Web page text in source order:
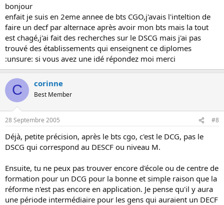
bonjour
enfait je suis en 2eme annee de bts CGO,j'avais l'inteltion de
faire un decf par alternace après avoir mon bts mais la tout
est chagé,j'ai fait des recherches sur le DSCG mais j'ai pas
trouvé des établissements qui enseignent ce diplomes
:unsure: si vous avez une idé répondez moi merci
C corinne
Best Member
28 Septembre 2005 #8
Déjà, petite précision, après le bts cgo, c'est le DCG, pas le
DSCG qui correspond au DESCF ou niveau M.
Ensuite, tu ne peux pas trouver encore d'école ou de centre de
formation pour un DCG pour la bonne et simple raison que la
réforme n'est pas encore en application. Je pense qu'il y aura
une période intermédiaire pour les gens qui auraient un DECF